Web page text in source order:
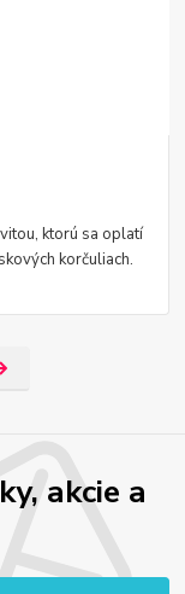
ktorú sa oplatí
korčuliach.
akcie a